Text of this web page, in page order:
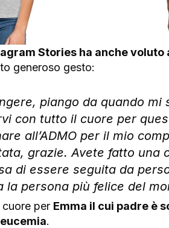
Stories ha anche
generoso gesto:
piango da quando mi
con tutto il cuore per
all’ADMO per il mio
grazie. Avete fatto una
di essere seguita da
la persona più felice del
per Emma il cui padre è
.